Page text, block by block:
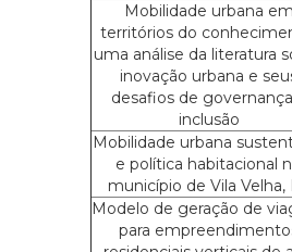
Mobilidade urbana
territórios do
uma análise da literatura
inovação urbana e
desafios de
inclusão
Mobilidade urbana
e política habitacional
município de Vila Velha,
Modelo de geração de
para